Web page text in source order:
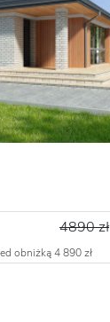
4890 zł
obniżką 4 890 zł